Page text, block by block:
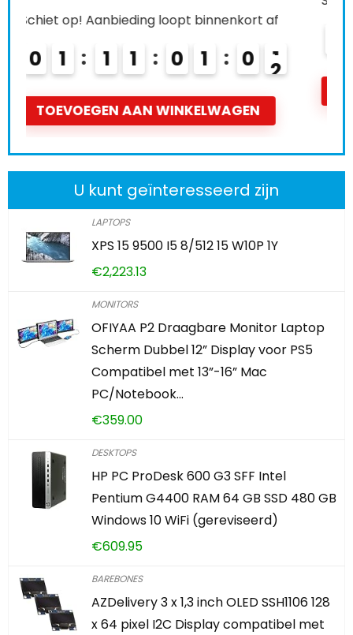
U kunt geïnteresseerd zijn
LAPTOPS
XPS 15 9500 I5 8/512 15 W10P 1Y
€2,223.13
MONITORS
OFIYAA P2 Draagbare Monitor Laptop
Scherm Dubbel 12” Display voor PS5
Compatibel met 13”-16” Mac
PC/Notebook…
€359.00
DESKTOPS
HP PC ProDesk 600 G3 SFF Intel
Pentium G4400 RAM 64 GB SSD 480 GB
Windows 10 WiFi (gereviseerd)
€609.95
BAREBONES
AZDelivery 3 x 1,3 inch OLED SSH1106 128
x 64 pixel I2C Display compatibel met